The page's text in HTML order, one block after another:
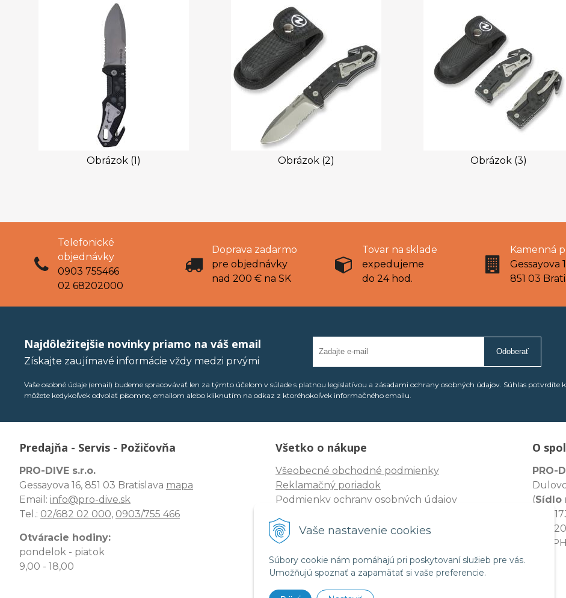
Vaše nastavenie cookies
Súbory cookie nám pomáhajú pri poskytovaní služieb pre vás.
Umožňujú spoznať a zapamätať si vaše preferencie.
Obrázok (1) Obrázok (2) Obrázok (3)
Telefonické
objednávky
0903 755466
02 68202000
Doprava zadarmo
pre objednávky
nad 200 € na SK
Tovar na sklade
expedujeme
do 24 hod.
Kamenná
Gessayova
851 03
Najdôležitejšie novinky priamo na váš email
Získajte zaujímavé informácie vždy medzi prvými
Odoberať
Vaše osobné údaje (email) budeme spracovávať len za týmto účelom v súlade s platnou legislatívou a zásadami ochrany osobných údajov. Súhlas
môžete kedykoľvek odvolať písomne, emailom alebo kliknutím na odkaz z ktoréhokoľvek informačného emailu.
Predajňa - Servis - Požičovňa
PRO-DIVE s.r.o.
Gessayova 16, 851 03 Bratislava mapa
Email: info@pro-dive.sk
Tel.: 02/682 02 000, 0903/755 466
Otváracie hodiny:
pondelok - piatok
9,00 - 18,00
Všetko o nákupe
Všeobecné obchodné podmienky
Reklamačný poriadok
Podmienky ochrany osobných údajov
Odstúpenie spotrebiteľa od zmluvy
O
PRO-
(Sídlo
IČO:
DIČ:
IČ